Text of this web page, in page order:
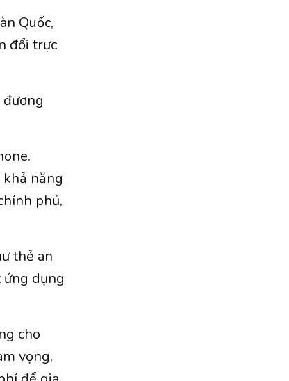
Quốc,
đổi trực
năng
phủ,
thẻ an
ứng dụng
cho
vọng,